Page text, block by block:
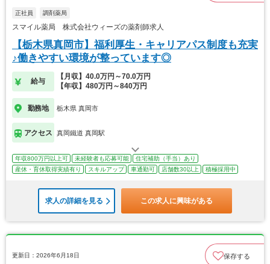
正社員 調剤薬局
スマイル薬局 株式会社ウィーズの薬剤師求人
【栃木県真岡市】福利厚生・キャリアパス制度も充実
♪働きやすい環境が整っています◎
給与
【月収】40.0万円～70.0万円
【年収】480万円～840万円
勤務地 栃木県 真岡市
アクセス 真岡鐵道 真岡駅
年収800万円以上可 未経験者も応募可能
住宅補助（手当）あり
産休・育休取得実績有り
スキルアップ 車通勤可 店舗数30以上 積極採用中
求人の詳細を見る この求人に興味がある
更新日：2026年6月18日 保存する